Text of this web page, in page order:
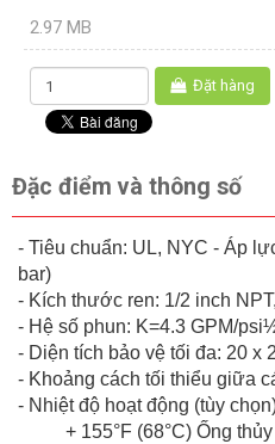
2.97 MB
Đặt hàng
Đặc điểm và thông số
- Tiêu chuẩn: UL, NYC - Áp
bar)
- Kích thước ren: 1/2 inch
- Hệ số phun: K=4.3 GPM/
- Diện tích bảo vệ tối đa: 20 x
- Khoảng cách tối thiểu giữa
- Nhiệt độ hoạt động (tùy
+ 155°F (68°C) Ống